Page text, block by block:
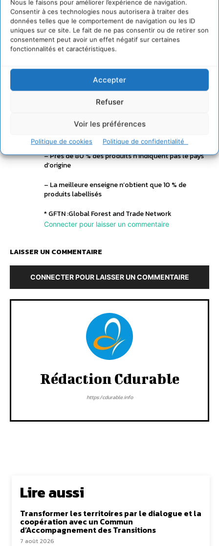
Nous le faisons pour améliorer l’expérience de navigation.
Consentir à ces technologies nous autorisera à traiter des
données telles que le comportement de navigation ou les ID
uniques sur ce site. Le fait de ne pas consentir ou de retirer son
consentement peut avoir un effet négatif sur certaines
fonctionnalités et caractéristiques.
Accepter
Refuser
Voir les préférences
Politique de cookies Politique de confidentialité
destruction des forêts tropicales » déclare Claude
Dumont, Président du WWF-France.
Les résultats de l’enquête 2008 sur les produits en
bois tropicaux africains confirment cette nécessité.
Aucune amélioration n’a été apportée sur les
offertes aux consommateurs de produits en bois
tropical africain depuis 2007 :
– Seuls 4 % des produits à base de bois tropical
africain affichent le label FSC
– Plus de 90 % des produits ne mentionnent pas le
nom scientifique de l’essence
– Près de 80 % des produits n’indiquent pas le pays
d’origine
– La meilleure enseigne n’obtient que 10 % de
produits labellisés
* GFTN :Global Forest and Trade Network
Connecter pour laisser un commentaire
LAISSER UN COMMENTAIRE
CONNECTER POUR LAISSER UN COMMENTAIRE
Rédaction Cdurable
https:/cdurable.info
Lire aussi
Transformer les territoires par le dialogue et la
coopération avec un Commun
d’Accompagnement des Transitions
7 août 2026